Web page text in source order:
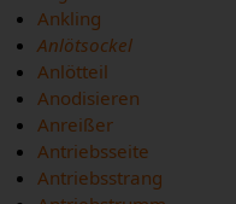
Ankling
Anlötsockel
Anlötteil
Anodisieren
Anreißer
Antriebsseite
Antriebsstrang